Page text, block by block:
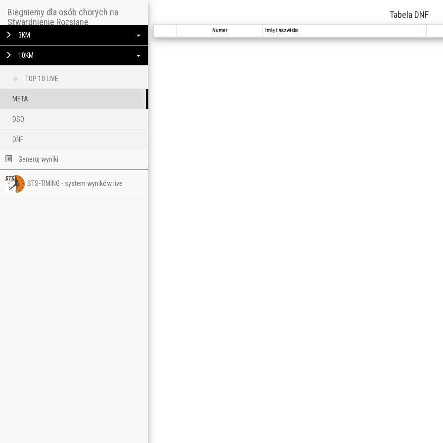
Biegniemy dla osób chorych na
Stwardnienie Rozsiane
3KM
10KM
TOP 10 LIVE
META
DSQ
DNF
Generuj wyniki
STS-TIMING - system wyników live
Tabela DNF
Numer Imię i nazwisko